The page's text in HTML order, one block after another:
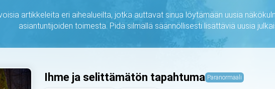
artikkeleita eri aihealueilta, jotka auttavat sinua löytämään uusia
asiantuntijoiden toimesta. Pidä silmällä säännöllisesti lisättäviä uusia
Ihme ja selittämätön tapahtuma Paranormaali